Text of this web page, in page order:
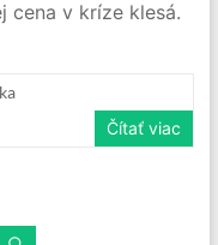
cena v kríze klesá.
Čítať viac